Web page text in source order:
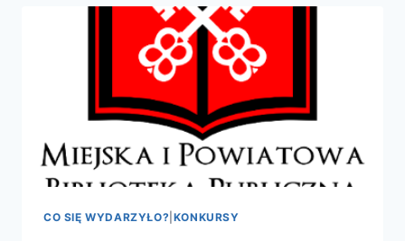
PATRONKĄ
LUBAŃSKICH
ULIC.
MAŁA
WIELKA
HISTORIA
MIASTA
LUBAŃ”
CO SIĘ WYDARZYŁO? KONKURSY